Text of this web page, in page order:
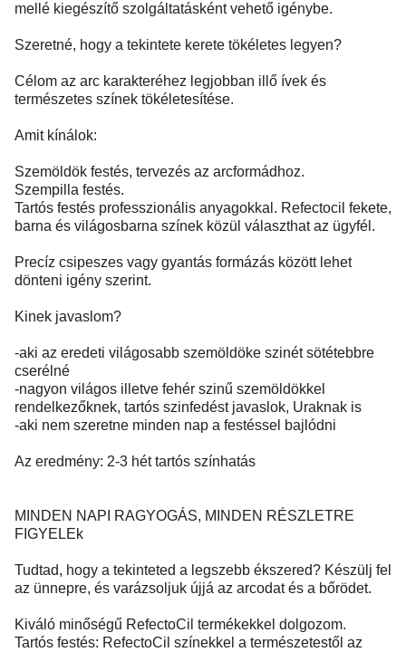
mellé kiegészítő szolgáltatásként vehető igénybe.
Szeretné, hogy a tekintete kerete tökéletes legyen?
Célom az arc karakteréhez legjobban illő ívek és
természetes színek tökéletesítése.
Amit kínálok:
Szemöldök festés, tervezés az arcformádhoz.
Szempilla festés.
Tartós festés professzionális anyagokkal. Refectocil fekete,
barna és világosbarna színek közül választhat az ügyfél.
Precíz csipeszes vagy gyantás formázás között lehet
dönteni igény szerint.
Kinek javaslom?
-aki az eredeti világosabb szemöldöke szinét sötétebbre
cserélné
-nagyon világos illetve fehér szinű szemöldökkel
rendelkezőknek, tartós szinfedést javaslok, Uraknak is
-aki nem szeretne minden nap a festéssel bajlódni
Az eredmény: 2-3 hét tartós színhatás
MINDEN NAPI RAGYOGÁS, MINDEN RÉSZLETRE
FIGYELEk
Tudtad, hogy a tekinteted a legszebb ékszered? Készülj fel
az ünnepre, és varázsoljuk újjá az arcodat és a bőrödet.
Kiváló minőségű RefectoCil termékekkel dolgozom.
Tartós festés: RefectoCil színekkel a természetestől az